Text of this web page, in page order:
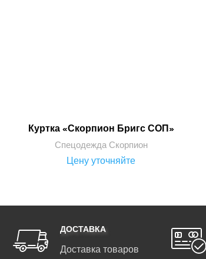
ПОДРОБНЕЕ
Куртка «Скорпион Бригс СОП»
Спецодежда Скорпион
Цену уточняйте
ДОСТАВКА
Доставка товаров